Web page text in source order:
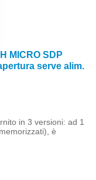
MICRO SDP
serve alim.
in 3 versioni: ad 1
è